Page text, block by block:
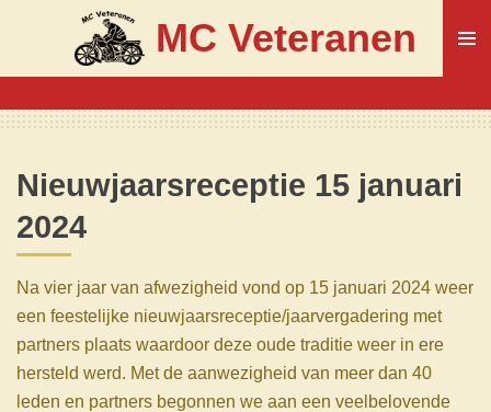
naar
de
MC Veteranen
Nieuwjaarsreceptie 15 januari
2024
Na vier jaar van afwezigheid vond op 15 januari 2024 weer
een feestelijke nieuwjaarsreceptie/jaarvergadering met
partners plaats waardoor deze oude traditie weer in ere
hersteld werd. Met de aanwezigheid van meer dan 40
leden en partners begonnen we aan een veelbelovende